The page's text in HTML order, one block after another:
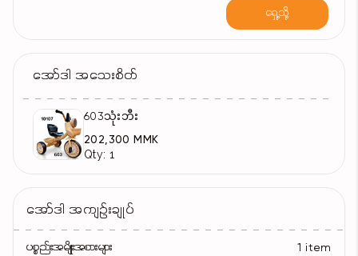
ရှေ့သို့
အော်ဒါ အသေးစိတ်
603သုံးဘီး
202,300 MMK
Qty: 1
အော်ဒါ အကျဉ်းချုပ်
ပစ္စည်းအမျိုးအစားများ 1 item